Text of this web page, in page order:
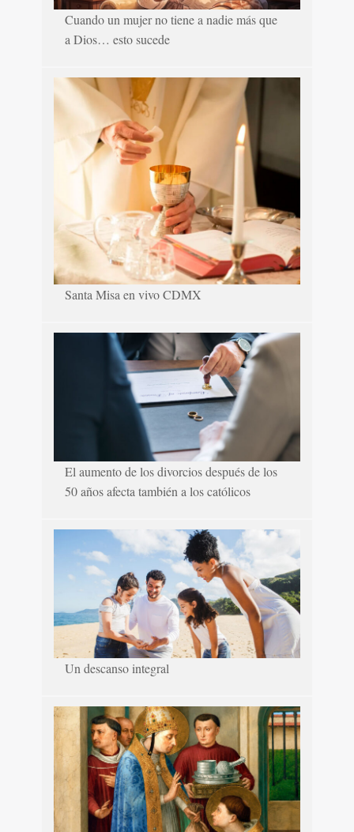
Cuando un mujer no tiene a nadie más que
a Dios… esto sucede
Santa Misa en vivo CDMX
El aumento de los divorcios después de los
50 años afecta también a los católicos
Un descanso integral